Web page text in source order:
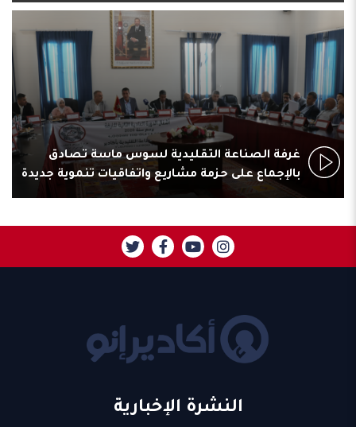
غرفة الصناعة التقليدية لسوس ماسة تصادق
بالإجماع على حزمة مشاريع واتفاقيات تنموية جديدة
النشرة الإخبارية